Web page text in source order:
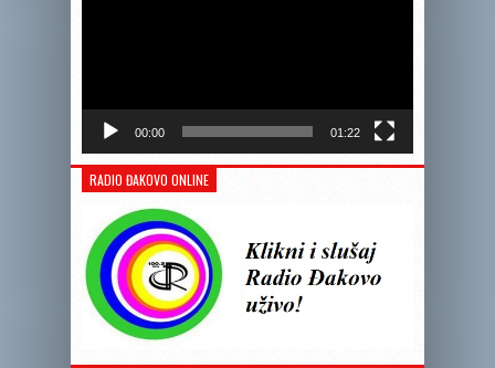
00:00 01:22
RADIO ĐAKOVO ONLINE